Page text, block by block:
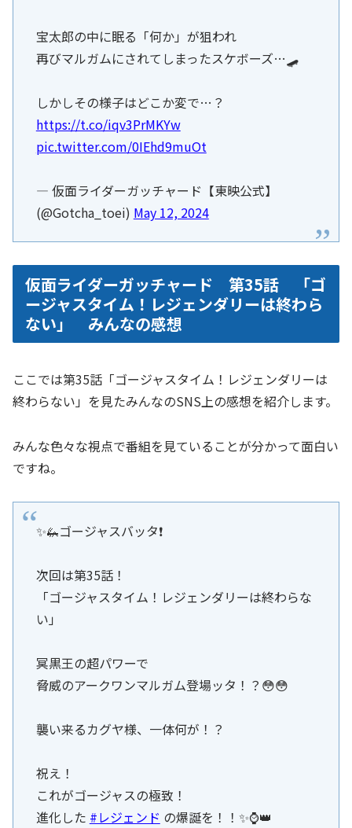
宝太郎の中に眠る「何か」が狙われ
再びマルガムにされてしまったスケボーズ…🛹
しかしその様子はどこか変で…？
https://t.co/iqv3PrMKYw
pic.twitter.com/0IEhd9muOt
— 仮面ライダーガッチャード【東映公式】
(@Gotcha_toei) May 12, 2024
仮面ライダーガッチャード 第35話 「ゴ
ージャスタイム！レジェンダリーは終わら
ない」 みんなの感想
ここでは第35話「ゴージャスタイム！レジェンダリーは
終わらない」を見たみんなのSNS上の感想を紹介します。
みんな色々な視点で番組を見ていることが分かって面白い
ですね。
✨🦗ゴージャスバッタ❗️
次回は第35話！
「ゴージャスタイム！レジェンダリーは終わらな
い」
冥黒王の超パワーで
脅威のアークワンマルガム登場ッタ！？😳😳
襲い来るカグヤ様、一体何が！？
祝え！
これがゴージャスの極致！
進化した #レジェンド の爆誕を！！✨⌚️👑